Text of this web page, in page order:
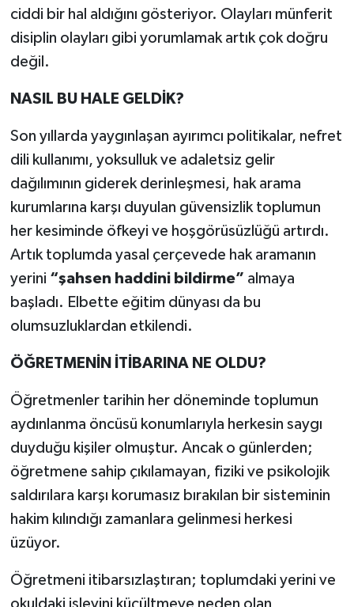
ciddi bir hal aldığını gösteriyor. Olayları münferit
disiplin olayları gibi yorumlamak artık çok doğru
değil.
NASIL BU HALE GELDİK?
Son yıllarda yaygınlaşan ayırımcı politikalar, nefret
dili kullanımı, yoksulluk ve adaletsiz gelir
dağılımının giderek derinleşmesi, hak arama
kurumlarına karşı duyulan güvensizlik toplumun
her kesiminde öfkeyi ve hoşgörüsüzlüğü artırdı.
Artık toplumda yasal çerçevede hak aramanın
yerini “şahsen haddini bildirme” almaya
başladı. Elbette eğitim dünyası da bu
olumsuzluklardan etkilendi.
ÖĞRETMENİN İTİBARINA NE OLDU?
Öğretmenler tarihin her döneminde toplumun
aydınlanma öncüsü konumlarıyla herkesin saygı
duyduğu kişiler olmuştur. Ancak o günlerden;
öğretmene sahip çıkılamayan, fiziki ve psikolojik
saldırılara karşı korumasız bırakılan bir sisteminin
hakim kılındığı zamanlara gelinmesi herkesi
üzüyor.
Öğretmeni itibarsızlaştıran; toplumdaki yerini ve